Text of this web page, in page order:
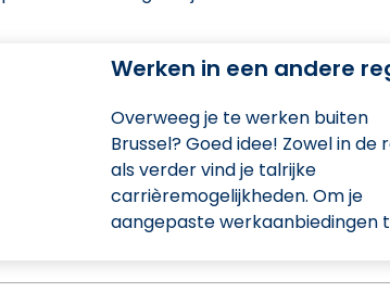
Werken in een andere
Overweeg je te werken buiten
Brussel? Goed idee! Zowel in de
als verder vind je talrijke
carrièremogelijkheden. Om je
aangepaste werkaanbiedingen